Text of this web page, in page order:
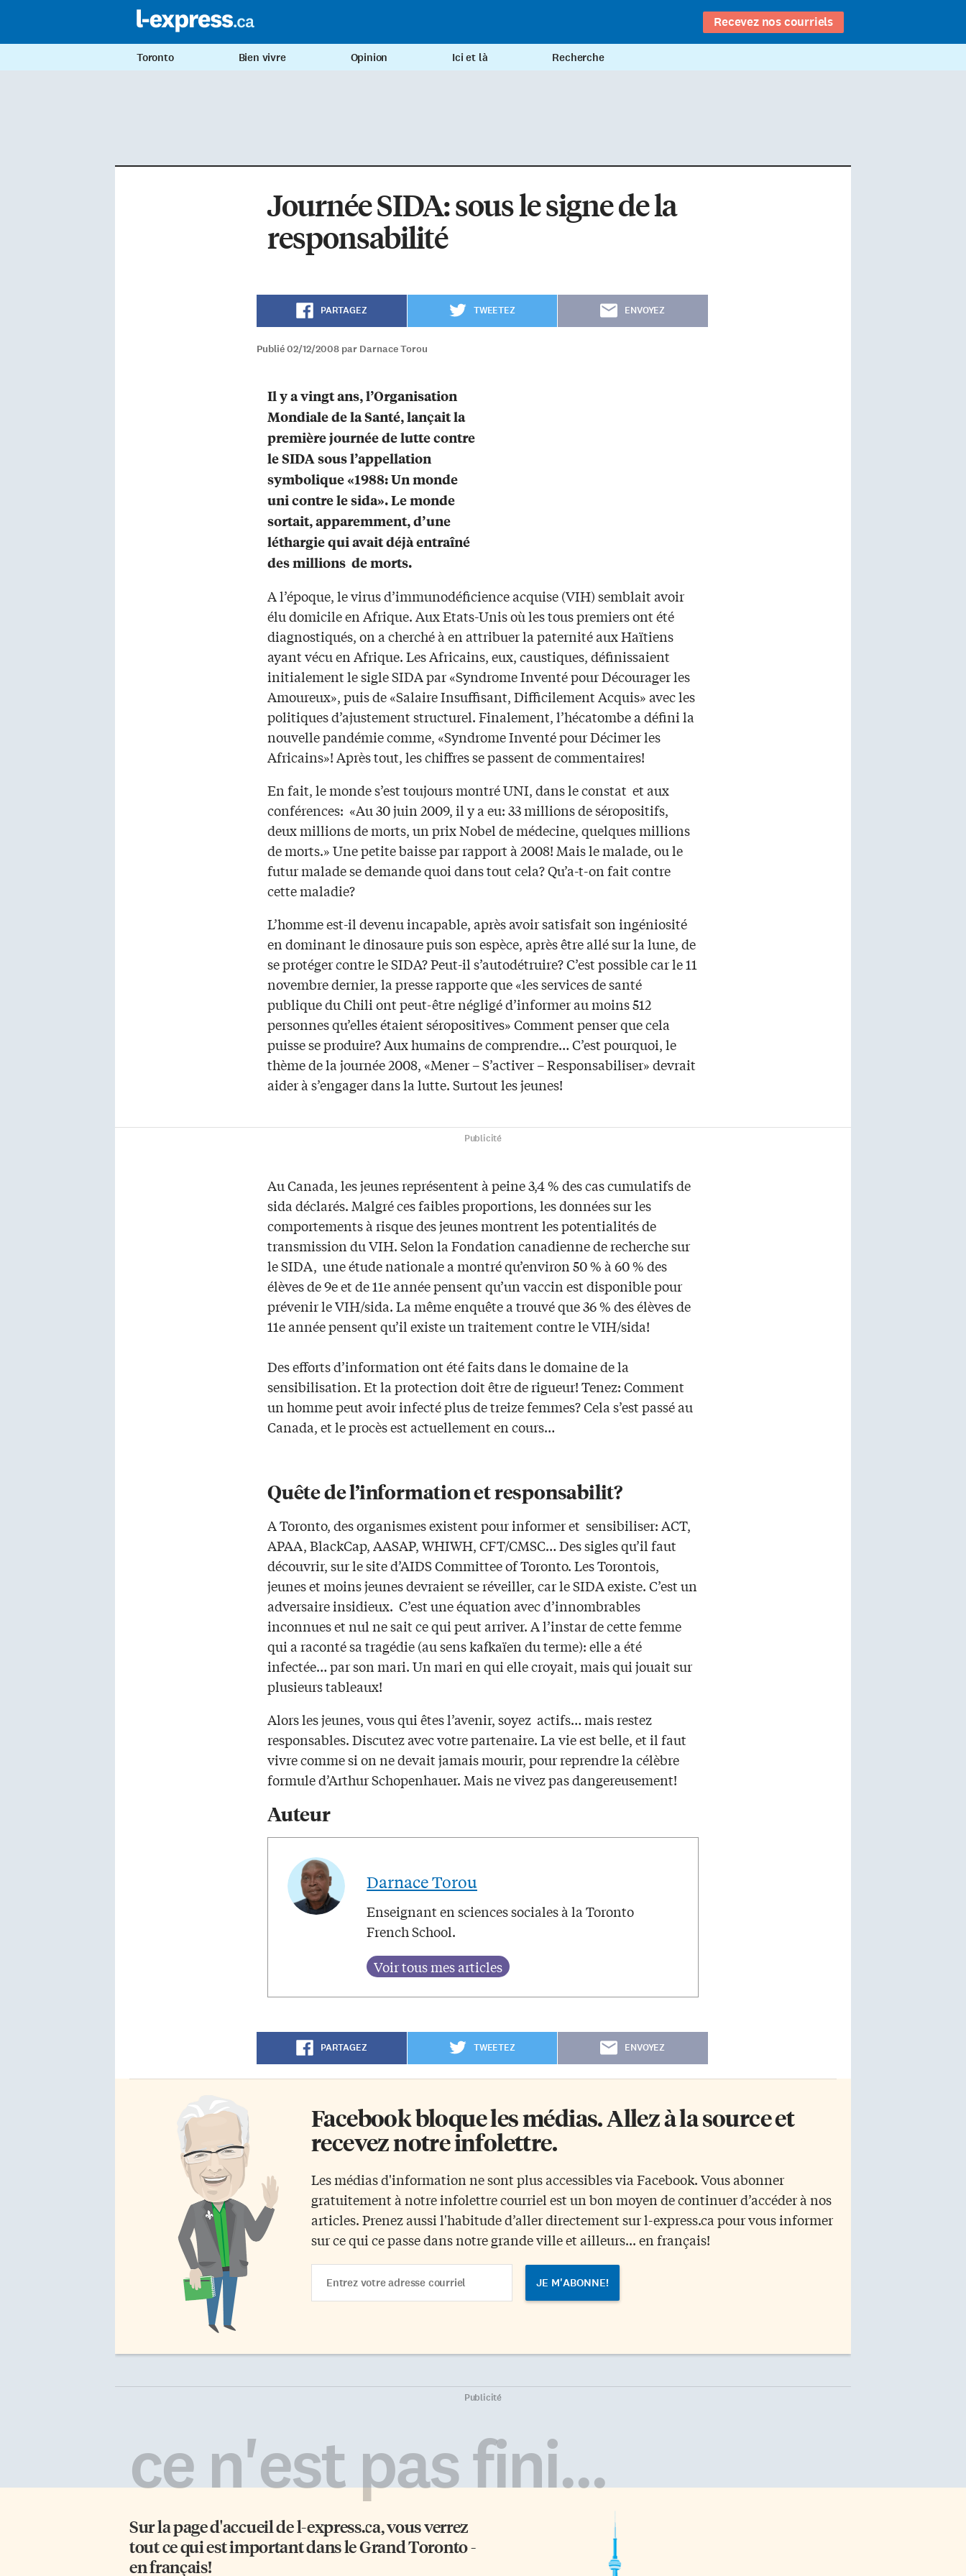
Recevez nos courriels
Toronto Bien vivre Opinion Ici et là Recherche
Journée SIDA: sous le signe de la
responsabilité
PARTAGEZ TWEETEZ ENVOYEZ
Publié 02/12/2008 par Darnace Torou
Il y a vingt ans, l’Organisation
Mondiale de la Santé, lançait la
première journée de lutte contre
le SIDA sous l’appellation
symbolique «1988: Un monde
uni contre le sida». Le monde
sortait, apparemment, d’une
léthargie qui avait déjà entraîné
des millions de morts.
A l’époque, le virus d’immunodéficience acquise (VIH) semblait avoir
élu domicile en Afrique. Aux Etats-Unis où les tous premiers ont été
diagnostiqués, on a cherché à en attribuer la paternité aux Haïtiens
ayant vécu en Afrique. Les Africains, eux, caustiques, définissaient
initialement le sigle SIDA par «Syndrome Inventé pour Décourager les
Amoureux», puis de «Salaire Insuffisant, Difficilement Acquis» avec les
politiques d’ajustement structurel. Finalement, l’hécatombe a défini la
nouvelle pandémie comme, «Syndrome Inventé pour Décimer les
Africains»! Après tout, les chiffres se passent de commentaires!
En fait, le monde s’est toujours montré UNI, dans le constat et aux
conférences: «Au 30 juin 2009, il y a eu: 33 millions de séropositifs,
deux millions de morts, un prix Nobel de médecine, quelques millions
de morts.» Une petite baisse par rapport à 2008! Mais le malade, ou le
futur malade se demande quoi dans tout cela? Qu’a-t-on fait contre
cette maladie?
L’homme est-il devenu incapable, après avoir satisfait son ingéniosité
en dominant le dinosaure puis son espèce, après être allé sur la lune, de
se protéger contre le SIDA? Peut-il s’autodétruire? C’est possible car le 11
novembre dernier, la presse rapporte que «les services de santé
publique du Chili ont peut-être négligé d’informer au moins 512
personnes qu’elles étaient séropositives» Comment penser que cela
puisse se produire? Aux humains de comprendre… C’est pourquoi, le
thème de la journée 2008, «Mener – S’activer – Responsabiliser» devrait
aider à s’engager dans la lutte. Surtout les jeunes!
Publicité
Au Canada, les jeunes représentent à peine 3,4 % des cas cumulatifs de
sida déclarés. Malgré ces faibles proportions, les données sur les
comportements à risque des jeunes montrent les potentialités de
transmission du VIH. Selon la Fondation canadienne de recherche sur
le SIDA, une étude nationale a montré qu’environ 50 % à 60 % des
élèves de 9e et de 11e année pensent qu’un vaccin est disponible pour
prévenir le VIH/sida. La même enquête a trouvé que 36 % des élèves de
11e année pensent qu’il existe un traitement contre le VIH/sida!
Des efforts d’information ont été faits dans le domaine de la
sensibilisation. Et la protection doit être de rigueur! Tenez: Comment
un homme peut avoir infecté plus de treize femmes? Cela s’est passé au
Canada, et le procès est actuellement en cours…
Quête de l’information et responsabilit?
A Toronto, des organismes existent pour informer et sensibiliser: ACT,
APAA, BlackCap, AASAP, WHIWH, CFT/CMSC… Des sigles qu’il faut
découvrir, sur le site d’AIDS Committee of Toronto. Les Torontois,
jeunes et moins jeunes devraient se réveiller, car le SIDA existe. C’est un
adversaire insidieux. C’est une équation avec d’innombrables
inconnues et nul ne sait ce qui peut arriver. A l’instar de cette femme
qui a raconté sa tragédie (au sens kafkaïen du terme): elle a été
infectée… par son mari. Un mari en qui elle croyait, mais qui jouait sur
plusieurs tableaux!
Alors les jeunes, vous qui êtes l’avenir, soyez actifs… mais restez
responsables. Discutez avec votre partenaire. La vie est belle, et il faut
vivre comme si on ne devait jamais mourir, pour reprendre la célèbre
formule d’Arthur Schopenhauer. Mais ne vivez pas dangereusement!
Auteur
Darnace Torou
Enseignant en sciences sociales à la Toronto
French School.
PARTAGEZ TWEETEZ ENVOYEZ
Facebook bloque les médias. Allez à la source et
recevez notre infolettre.
Les médias d'information ne sont plus accessibles via Facebook. Vous abonner
gratuitement à notre infolettre courriel est un bon moyen de continuer d’accéder à nos
articles. Prenez aussi l'habitude d’aller directement sur l-express.ca pour vous informer
sur ce qui ce passe dans notre grande ville et ailleurs... en français!
Address
Publicité
ce n'est pas fini...
Sur la page d'accueil del-express.ca, vous verrez
tout ce qui est important dans le Grand Toronto -
en français!